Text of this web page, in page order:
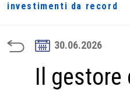
investimenti da record
30.06.2026
Il gestore